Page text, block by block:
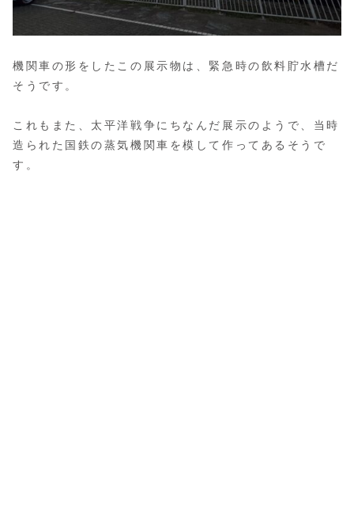
機関車の形をしたこの展示物は、緊急時の飲料貯水槽だ
そうです。
これもまた、太平洋戦争にちなんだ展示のようで、当時
造られた国鉄の蒸気機関車を模して作ってあるそうで
す。